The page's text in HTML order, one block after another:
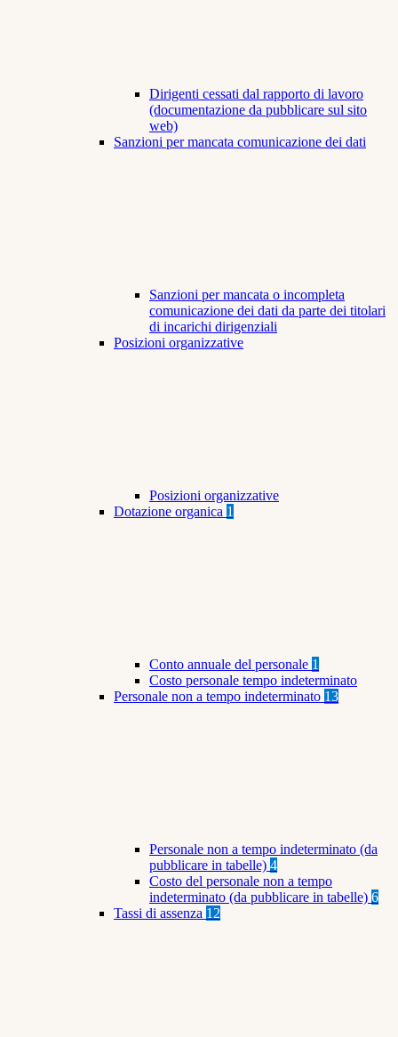
Dirigenti cessati dal rapporto di lavoro
(documentazione da pubblicare sul sito
web)
Sanzioni per mancata comunicazione dei dati
Sanzioni per mancata o incompleta
comunicazione dei dati da parte dei titolari
di incarichi dirigenziali
Posizioni organizzative
Posizioni organizzative
Dotazione organica 1
Conto annuale del personale 1
Costo personale tempo indeterminato
Personale non a tempo indeterminato 13
Personale non a tempo indeterminato (da
pubblicare in tabelle) 4
Costo del personale non a tempo
indeterminato (da pubblicare in tabelle) 6
Tassi di assenza 12